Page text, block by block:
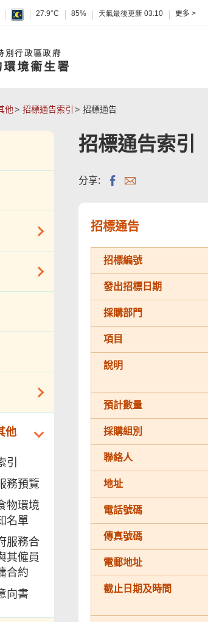
27.9°C 85% 天氣最後更新 03:10 更多 >
他 招標通告索引 招標通告
他
引
務預覽
物環境
名單
服務合
其僱員
合約
向書
招標通告索引
分享:
招標通告
招標編號
發出招標日期
採購部門
項目
說明
預計數量
採購組別
聯絡人
地址
電話號碼
傳真號碼
電郵地址
截止日期及時間